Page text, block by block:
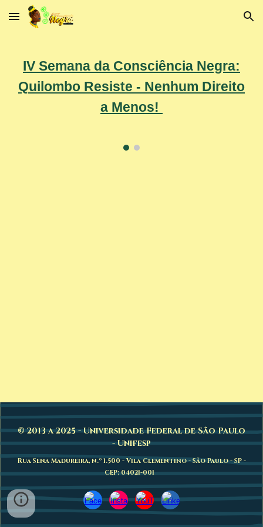
Skip to main content Skip to navigation
IV Semana da Consciência Negra:
Quilombo Resiste - Nenhum Direito
a Menos!
© 2013 a 2025 - Universidade Federal de São Paulo
- Unifesp
Rua Sena Madureira, n.º 1.500 - Vila Clementino - São Paulo - SP -
CEP: 04021-001